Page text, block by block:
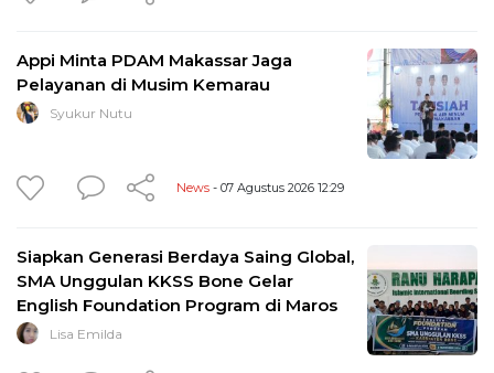
Appi Minta PDAM Makassar Jaga
Pelayanan di Musim Kemarau
Syukur Nutu
News - 07 Agustus 2026 12:29
Siapkan Generasi Berdaya Saing Global,
SMA Unggulan KKSS Bone Gelar
English Foundation Program di Maros
Lisa Emilda